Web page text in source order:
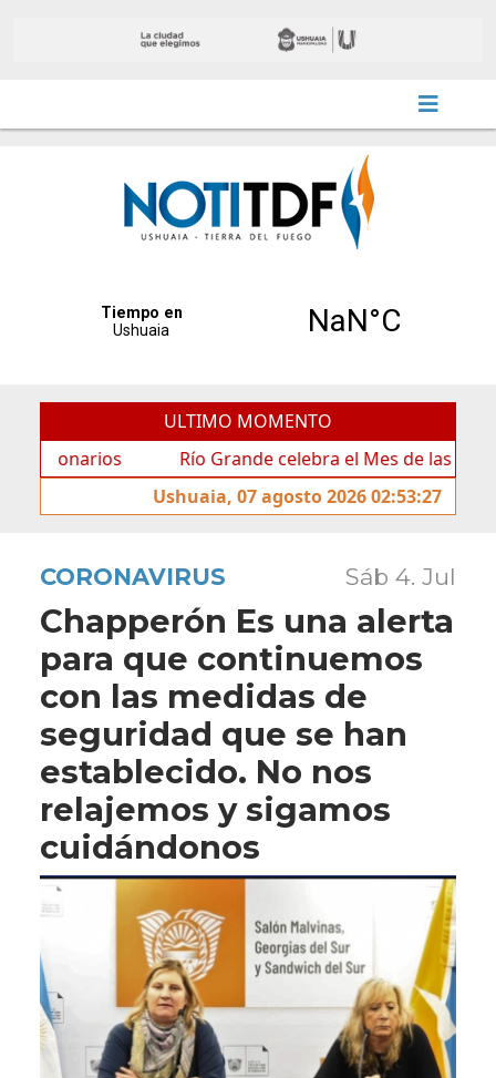
ULTIMO MOMENTO
Río Grande celebra el Mes de las Infancias con
Ushuaia, 07 agosto 2026 02:53:27
CORONAVIRUS Sáb 4. Jul
Chapperón Es una alerta
para que continuemos
con las medidas de
seguridad que se han
establecido. No nos
relajemos y sigamos
cuidándonos